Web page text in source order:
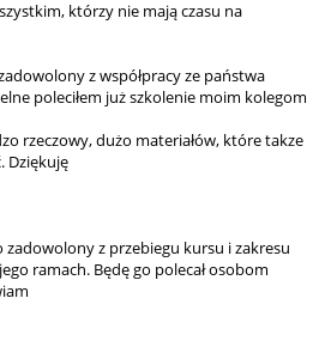
którzy nie mają czasu na
z współpracy ze państwa
poleciłem już szkolenie moim kolegom
rzeczowy, dużo materiałów, które takze
Dziękuję
zadowolony z przebiegu kursu i zakresu
ramach. Będę go polecał osobom